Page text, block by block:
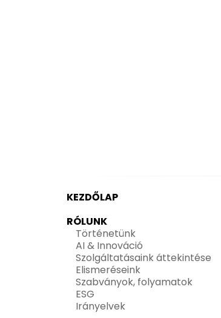
KEZDŐLAP
RÓLUNK
Történetünk
AI & Innováció
Szolgáltatásaink áttekintése
Elismeréseink
Szabványok, folyamatok
ESG
Irányelvek